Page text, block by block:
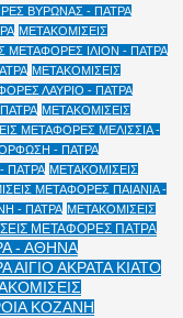
ΒΥΡΩΝΑΣ - ΠΑΤΡΑ
ΜΕΤΑΚΟΜΙΣΕΙΣ
ΜΕΤΑΦΟΡΕΣ ΙΛΙΟΝ - ΠΑΤΡΑ
ΜΕΤΑΚΟΜΙΣΕΙΣ
ΛΑΥΡΙΟ - ΠΑΤΡΑ
ΜΕΤΑΚΟΜΙΣΕΙΣ
ΜΕΤΑΦΟΡΕΣ ΜΕΛΙΣΣΙΑ -
- ΠΑΤΡΑ
ΠΑΤΡΑ ΜΕΤΑΚΟΜΙΣΕΙΣ
ΜΕΤΑΦΟΡΕΣ ΠΑΙΑΝΙΑ -
- ΠΑΤΡΑ ΜΕΤΑΚΟΜΙΣΕΙΣ
ΜΕΤΑΦΟΡΕΣ ΠΑΤΡΑ
- ΑΘΗΝΑ
ΑΚΡΑΤΑ ΚΙΑΤΟ
ΚΟΖΑΝΗ